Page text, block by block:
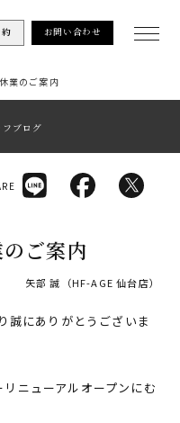
お問い合わせ
業のご案内
ブログ
ご案内
矢部 誠（HF-AGE 仙台店）
誠にありがとうございま
ニューアルオープンにむ